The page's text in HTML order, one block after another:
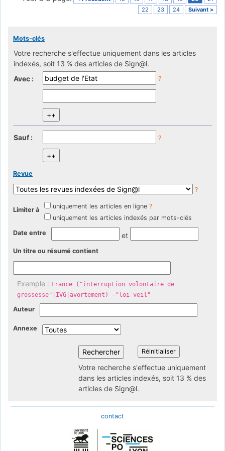
22
23 24 Suivant >
Mots-clés
Votre recherche s'effectue uniquement dans les articles
indexés, soit 13 % des articles de Sign@l.
Avec :
?
Sauf : ?
Revue
?
Limiter à uniquement les articles en ligne ?
uniquement les articles indexés par mots-clés
Date entre et
Un titre ou résumé contient
Exemple : France ("interruption volontaire de
grossesse"|IVG|avortement) -"loi veil"
Auteur
Annexe
Votre recherche s'effectue uniquement
dans les articles indexés, soit 13 % des
articles de Sign@l.
contact